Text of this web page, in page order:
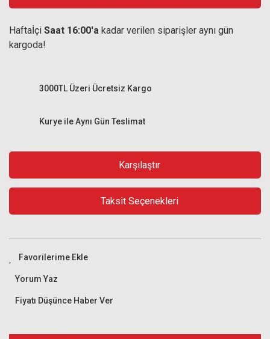
Haftaİçi Saat 16:00'a kadar verilen siparişler aynı gün
kargoda!
Kurye ile Aynı Gün Teslimat
3000TL Üzeri Ücretsiz Kargo
Karşılaştır
Taksit Seçenekleri
Yorum Yaz
Fiyatı Düşünce Haber Ver